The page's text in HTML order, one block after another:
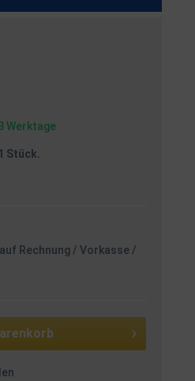
Werktage
Stück.
Rechnung / Vorkasse /